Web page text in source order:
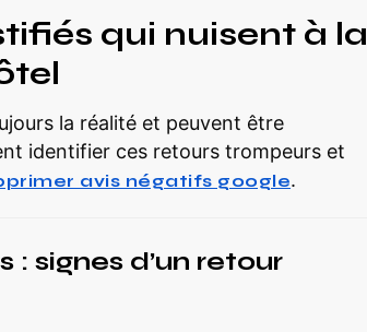
qui nuisent à la
la réalité et peuvent être
identifier ces retours trompeurs et
avis négatifs google.
signes d’un retour